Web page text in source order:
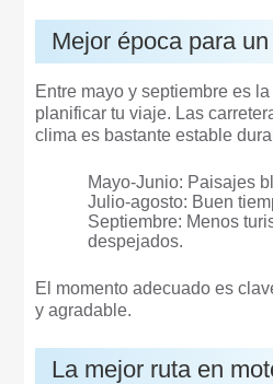
Mejor época para
Entre mayo y septiembre es
planificar tu viaje. Las
clima es bastante estable
Mayo-Junio: Paisajes
Julio-agosto: Buen
Septiembre: Menos
despejados.
El momento adecuado es
y agradable.
La mejor ruta en